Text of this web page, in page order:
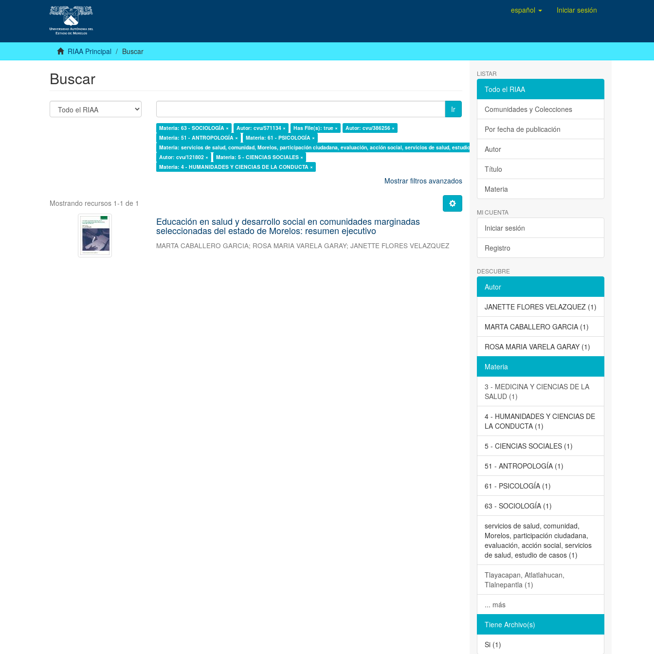
español Iniciar sesión
RIAA Principal Buscar
Buscar
Ir
Materia: 63 - SOCIOLOGÍA × Autor: cvu/571134 × Has File(s): true ×
Autor: cvu/386256 ×
Materia: 51 - ANTROPOLOGÍA ×
Materia: 61 - PSICOLOGÍA ×
Materia: servicios de salud, comunidad, Morelos, participación ciudadana, evaluación, acción social, servicios de salud, estudio de casos ×
Autor: cvu/121802 ×
Materia: 5 - CIENCIAS SOCIALES ×
Materia: 4 - HUMANIDADES Y CIENCIAS DE LA CONDUCTA ×
Mostrar filtros avanzados
Mostrando recursos 1-1 de 1
Educación en salud y desarrollo social en comunidades marginadas
seleccionadas del estado de Morelos: resumen ejecutivo
MARTA CABALLERO GARCIA; ROSA MARIA VARELA GARAY;JANETTE FLORES VELAZQUEZ
LISTAR
Todo el RIAA
Comunidades y Colecciones
Por fecha de publicación
Autor
Título
Materia
MI CUENTA
Iniciar sesión
Registro
DESCUBRE
Autor
JANETTE FLORES VELAZQUEZ (1)
MARTA CABALLERO GARCIA (1)
ROSA MARIA VARELA GARAY (1)
Materia
3 - MEDICINA Y CIENCIAS DE LA
SALUD (1)
4 - HUMANIDADES Y CIENCIAS DE
LA CONDUCTA (1)
5 - CIENCIAS SOCIALES (1)
51 - ANTROPOLOGÍA (1)
61 - PSICOLOGÍA (1)
63 - SOCIOLOGÍA (1)
servicios de salud, comunidad,
Morelos, participación ciudadana,
evaluación, acción social, servicios
de salud, estudio de casos (1)
Tlayacapan, Atlatlahucan,
Tlalnepantla (1)
... más
Tiene Archivo(s)
Si (1)